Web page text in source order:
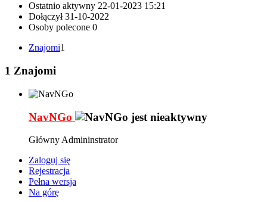
Ostatnio aktywny 22-01-2023 15:21
Dołączył 31-10-2022
Osoby polecone 0
Znajomi1
1 Znajomi
NavNGo
Główny Admininstrator
Zaloguj się
Rejestracja
Pełna wersja
Na górę